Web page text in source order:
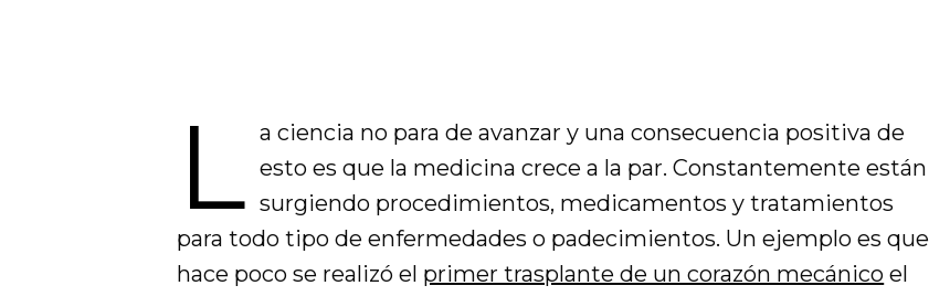
L a ciencia no para de avanzar y una consecuencia positiva de
esto es que la medicina crece a la par. Constantemente están
surgiendo procedimientos, medicamentos y tratamientos
para todo tipo de enfermedades o padecimientos. Un ejemplo es que
hace poco se realizó el primer trasplante de un corazón mecánico el